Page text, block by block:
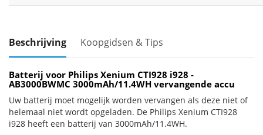
Beschrijving Koopgidsen & Tips
Batterij voor Philips Xenium CTI928 i928 -
AB3000BWMC 3000mAh/11.4WH vervangende accu
Uw batterij moet mogelijk worden vervangen als deze niet of
helemaal niet wordt opgeladen. De Philips Xenium CTI928
i928 heeft een batterij van 3000mAh/11.4WH.